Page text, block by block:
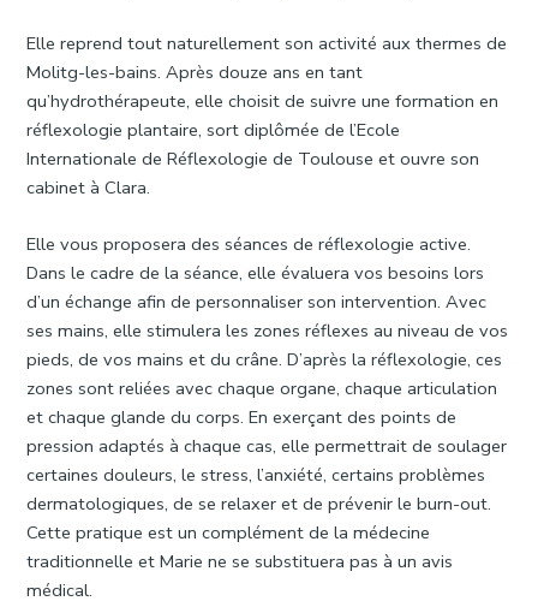
Elle reprend tout naturellement son activité aux thermes de
Molitg-les-bains. Après douze ans en tant
qu’hydrothérapeute, elle choisit de suivre une formation en
réflexologie plantaire, sort diplômée de l’Ecole
Internationale de Réflexologie de Toulouse et ouvre son
cabinet à Clara.
Elle vous proposera des séances de réflexologie active.
Dans le cadre de la séance, elle évaluera vos besoins lors
d’un échange afin de personnaliser son intervention. Avec
ses mains, elle stimulera les zones réflexes au niveau de vos
pieds, de vos mains et du crâne. D’après la réflexologie, ces
zones sont reliées avec chaque organe, chaque articulation
et chaque glande du corps. En exerçant des points de
pression adaptés à chaque cas, elle permettrait de soulager
certaines douleurs, le stress, l’anxiété, certains problèmes
dermatologiques, de se relaxer et de prévenir le burn-out.
Cette pratique est un complément de la médecine
traditionnelle et Marie ne se substituera pas à un avis
médical.